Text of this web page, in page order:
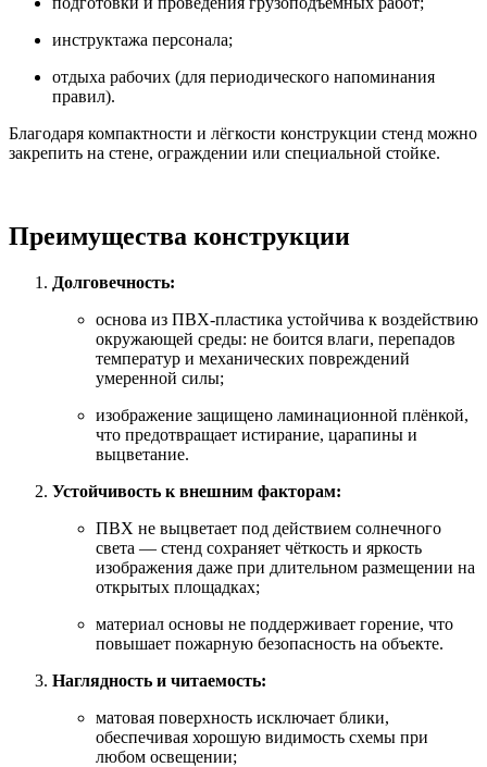
инструктажа персонала;
отдыха рабочих (для периодического напоминания
правил).
Благодаря компактности и лёгкости конструкции стенд можно
закрепить на стене, ограждении или специальной стойке.
Преимущества конструкции
Долговечность:
основа из ПВХ‑пластика устойчива к воздействию
окружающей среды: не боится влаги, перепадов
температур и механических повреждений
умеренной силы;
изображение защищено ламинационной плёнкой,
что предотвращает истирание, царапины и
выцветание.
Устойчивость к внешним факторам:
ПВХ не выцветает под действием солнечного
света — стенд сохраняет чёткость и яркость
изображения даже при длительном размещении на
открытых площадках;
материал основы не поддерживает горение, что
повышает пожарную безопасность на объекте.
Наглядность и читаемость:
матовая поверхность исключает блики,
обеспечивая хорошую видимость схемы при
любом освещении;